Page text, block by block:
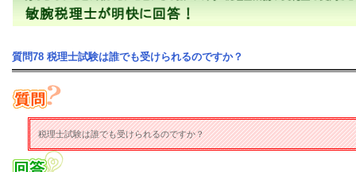
質問78 税理士試験は誰でも受けられるのですか？
税理士試験は誰でも受けられるのですか？